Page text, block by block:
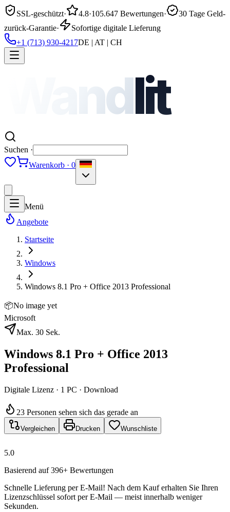
SSL-geschützt· 4.8·105.647 Bewertungen·
30 Tage Geld-
zurück-Garantie·
Sofortige digitale Lieferung
+1 (713) 930-4217DE | AT | CH
Wandlit
Suchen ·
Warenkorb · 0
Menü
Angebote
Startseite
Windows
Windows 8.1 Pro + Office 2013 Professional
📦No image yet
Microsoft
Max. 30 Sek.
Windows 8.1 Pro + Office 2013
Professional
Digitale Lizenz · 1 PC · Download
23 Personen sehen sich das gerade an
Vergleichen Drucken Wunschliste
5.0
Basierend auf 396+ Bewertungen
Schnelle Lieferung per E-Mail! Nach dem Kauf erhalten Sie Ihren
Lizenzschlüssel sofort per E-Mail — meist innerhalb weniger
Sekunden.